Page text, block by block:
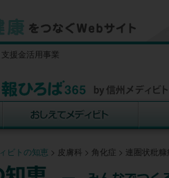
援金活用事業
ビトの知恵 > 皮膚科 > 角化症 > 連圏状粃糠